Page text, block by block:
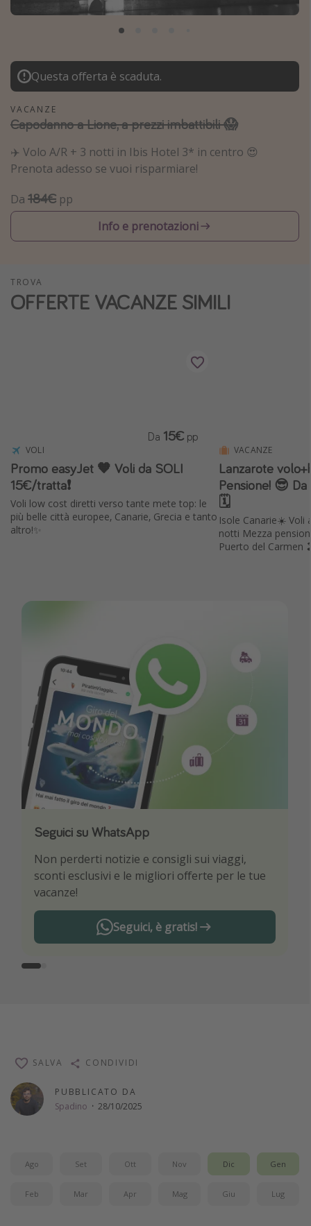
Grecia
Egitto
Tunisia
Malta
Canarie
Capo Verde
Tipo di vacanza
Vacanze last minute
Vacanze all inclusive
Vacanze di Pasqua 2026
Last minute capodanno
Calendario di viaggio
Festività del 2026
Città più visitate
Questa offerta è scaduta.
VACANZE
Capodanno a Lione, a prezzi imbattibili 😱
✈️ Volo A/R + 3 notti in Ibis Hotel 3* in centro 😍
Prenota adesso se vuoi risparmiare!
Da 184€ pp
Info e prenotazioni
TROVA
OFFERTE VACANZE SIMILI
VOLI
Promo easyJet 🧡 Voli da SOLI
15€/tratta❗️
Voli low cost diretti verso tante mete top: le
più belle città europee, Canarie, Grecia e tanto
altro!✨
Da 15€ pp
VACANZE
Lanzarote
Pensione! 😎
🗓️
Isole Canarie☀️ Voli
notti Mezza
Puerto del Carmen
Seguici su WhatsApp
Non perderti notizie e consigli sui viaggi,
sconti esclusivi e le migliori offerte per le tue
vacanze!
Seguici, è gratis!
Scarica la nostra App
Sii il primo a conoscere le migliori offerte di
viaggio
PUBBLICATO DA
Spadino · 28/10/2025
SALVA CONDIVIDI
Ago Set Ott Nov Dic Gen
Feb Mar Apr Mag Giu Lug